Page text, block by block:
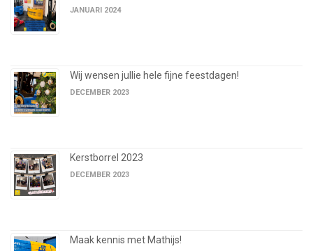
JANUARI 2024
Wij wensen jullie hele fijne feestdagen!
DECEMBER 2023
Kerstborrel 2023
DECEMBER 2023
Maak kennis met Mathijs!